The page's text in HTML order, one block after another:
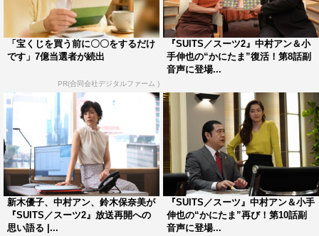
「宝くじを買う前に〇〇をするだけ
です」7億当選者が続出
PR(合同会社デジタルファーム )
『SUITS／スーツ2』中村アン＆小
手伸也の“かにたま”復活！第8話副
音声に登場...
新木優子、中村アン、鈴木保奈美が
『SUITS／スーツ2』放送再開への
思い語る |...
『SUITS／スーツ』中村アン＆小手
伸也の“かにたま”再び！第10話副
音声に登場...